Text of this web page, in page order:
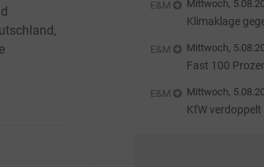
E&M Mittwoch,
Klimaklage
E&M Mittwoch,
Fast 100
E&M Mittwoch,
KfW